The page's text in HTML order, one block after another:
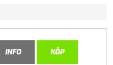
INFO KÖP